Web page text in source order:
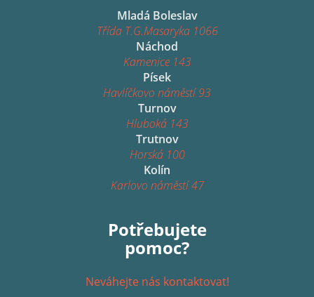
Mladá Boleslav
Třída T.G.Masaryka 1066
Náchod
Kamenice 143
Písek
Havlíčkovo náměstí 93
Turnov
Hluboká 143
Trutnov
Horská 100
Kolín
Karlovo náměstí 47
Potřebujete
pomoc?
Neváhejte nás kontaktovat!